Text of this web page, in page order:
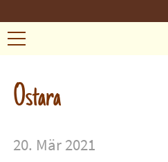
Kräuterzeit
Landleben
Ostara
20. Mär 2021